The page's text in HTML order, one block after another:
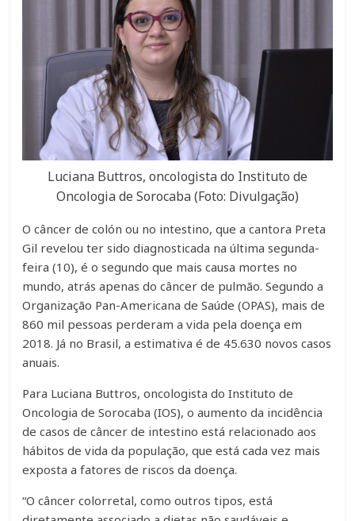
Luciana Buttros, oncologista do Instituto de
Oncologia de Sorocaba (Foto: Divulgação)
O câncer de colón ou no intestino, que a cantora Preta
Gil revelou ter sido diagnosticada na última segunda-
feira (10), é o segundo que mais causa mortes no
mundo, atrás apenas do câncer de pulmão. Segundo a
Organização Pan-Americana de Saúde (OPAS), mais de
860 mil pessoas perderam a vida pela doença em
2018. Já no Brasil, a estimativa é de 45.630 novos casos
anuais.
Para Luciana Buttros, oncologista do Instituto de
Oncologia de Sorocaba (IOS), o aumento da incidência
de casos de câncer de intestino está relacionado aos
hábitos de vida da população, que está cada vez mais
exposta a fatores de riscos da doença.
“O câncer colorretal, como outros tipos, está